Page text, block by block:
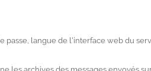
langue de l'interface web du